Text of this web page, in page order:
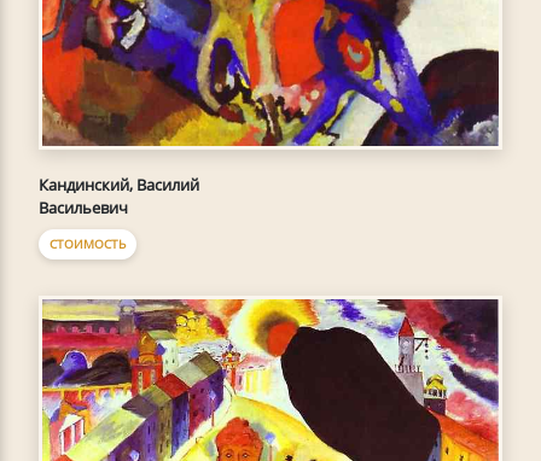
Кандинский, Василий
Васильевич
СТОИМОСТЬ